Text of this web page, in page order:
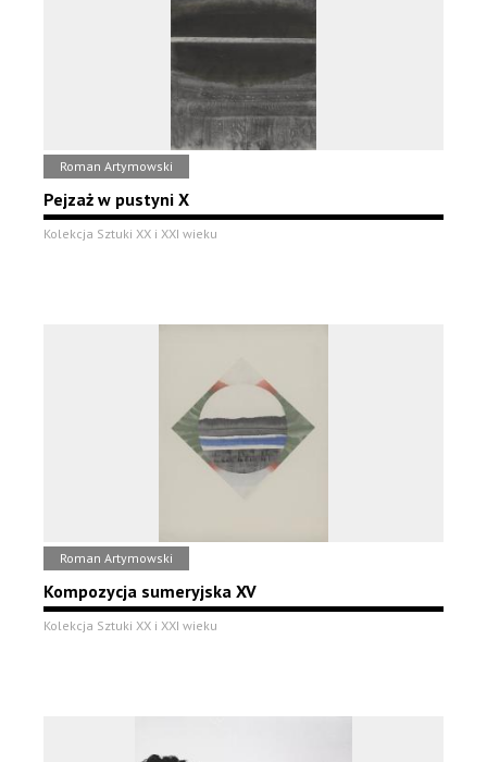
Roman Artymowski
Pejzaż w pustyni X
Kolekcja Sztuki XX i XXI wieku
Roman Artymowski
Kompozycja sumeryjska XV
Kolekcja Sztuki XX i XXI wieku